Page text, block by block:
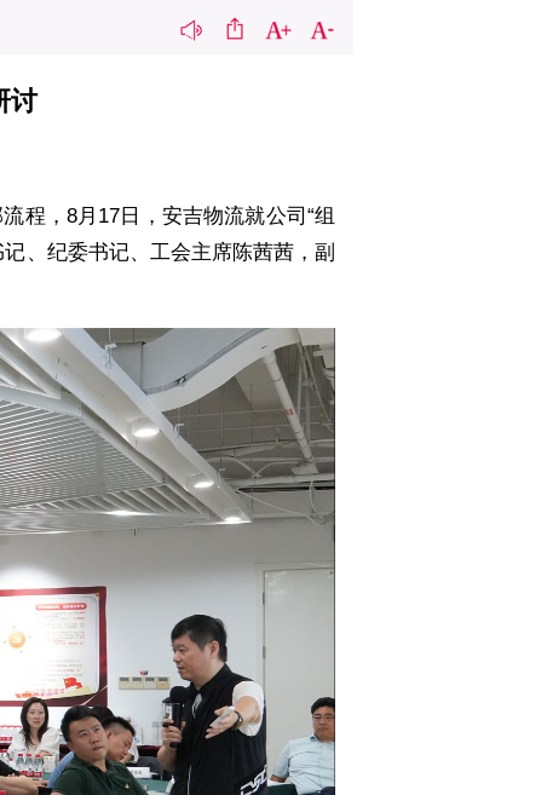
讨
程，8月17日，安吉物流就公司“组
、纪委书记、工会主席陈茜茜，副